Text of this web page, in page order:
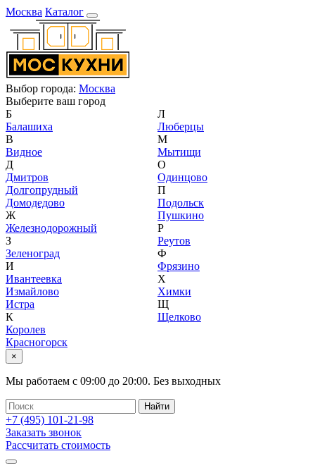
Москва Каталог
Выбор города: Москва
Выберите ваш город
Б
Балашиха
В
Видное
Д
Дмитров
Долгопрудный
Домодедово
Ж
Железнодорожный
З
Зеленоград
И
Ивантеевка
Измайлово
Истра
К
Королев
Красногорск
Л
Люберцы
М
Мытищи
О
Одинцово
П
Подольск
Пушкино
Р
Реутов
Ф
Фрязино
Х
Химки
Щ
Щелково
×
Мы работаем с 09:00 до 20:00. Без выходных
+7 (495) 101-21-98
Заказать звонок
Рассчитать стоимость